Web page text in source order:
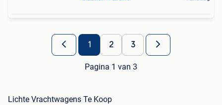
1 2 3
Pagina 1 van 3
Lichte Vrachtwagens Te Koop